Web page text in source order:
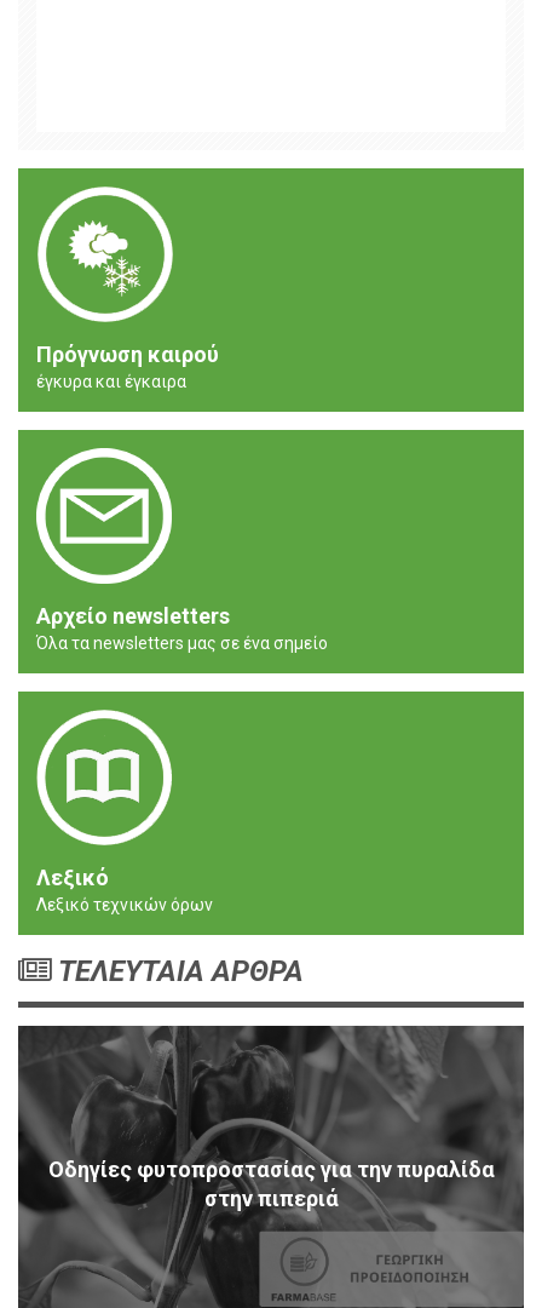
Πρόγνωση καιρού
έγκυρα και έγκαιρα
Αρχείο newsletters
Όλα τα newsletters μας σε ένα σημείο
Λεξικό
Λεξικό τεχνικών όρων
ΤΕΛΕΥΤΑΙΑ ΑΡΘΡΑ
Οδηγίες φυτοπροστασίας για την πυραλίδα
στην πιπεριά